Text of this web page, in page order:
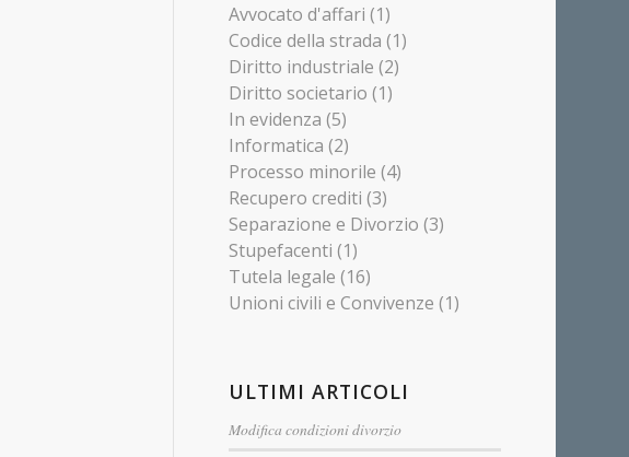
Avvocato d'affari (1)
Codice della strada (1)
Diritto industriale (2)
Diritto societario (1)
In evidenza (5)
Informatica (2)
Processo minorile (4)
Recupero crediti (3)
Separazione e Divorzio (3)
Stupefacenti (1)
Tutela legale (16)
Unioni civili e Convivenze (1)
ULTIMI ARTICOLI
Modifica condizioni divorzio